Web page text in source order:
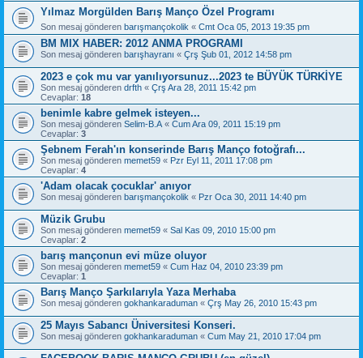
Yılmaz Morgülden Barış Manço Özel Programı
Son mesaj gönderen barışmançokolik « Cmt Oca 05, 2013 19:35 pm
BM MIX HABER: 2012 ANMA PROGRAMI
Son mesaj gönderen barışhayranı « Çrş Şub 01, 2012 14:58 pm
2023 e çok mu var yanılıyorsunuz...2023 te BÜYÜK TÜRKİYE
Son mesaj gönderen drfth « Çrş Ara 28, 2011 15:42 pm
Cevaplar: 18
benimle kabre gelmek isteyen...
Son mesaj gönderen Selim-B.A « Cum Ara 09, 2011 15:19 pm
Cevaplar: 3
Şebnem Ferah'ın konserinde Barış Manço fotoğrafı...
Son mesaj gönderen memet59 « Pzr Eyl 11, 2011 17:08 pm
Cevaplar: 4
'Adam olacak çocuklar' anıyor
Son mesaj gönderen barışmançokolik « Pzr Oca 30, 2011 14:40 pm
Müzik Grubu
Son mesaj gönderen memet59 « Sal Kas 09, 2010 15:00 pm
Cevaplar: 2
barış mançonun evi müze oluyor
Son mesaj gönderen memet59 « Cum Haz 04, 2010 23:39 pm
Cevaplar: 1
Barış Manço Şarkılarıyla Yaza Merhaba
Son mesaj gönderen gokhankaraduman « Çrş May 26, 2010 15:43 pm
25 Mayıs Sabancı Üniversitesi Konseri.
Son mesaj gönderen gokhankaraduman « Cum May 21, 2010 17:04 pm